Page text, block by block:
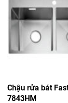
Chậu rửa bát
7843HM